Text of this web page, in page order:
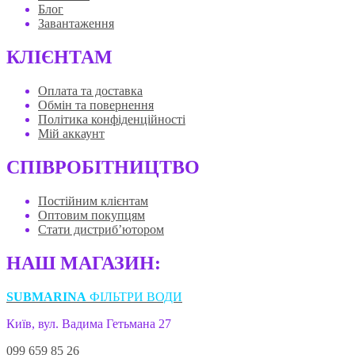
Блог
Завантаження
КЛІЄНТАМ
Оплата та доставка
Обмін та повернення
Політика конфіденційності
Мій аккаунт
СПІВРОБІТНИЦТВО
Постійним клієнтам
Оптовим покупцям
Стати дистриб’ютором
НАШ МАГАЗИН:
SUBMARINA ФІЛЬТРИ ВОДИ
Київ, вул. Вадима Гетьмана 27
099 659 85 26